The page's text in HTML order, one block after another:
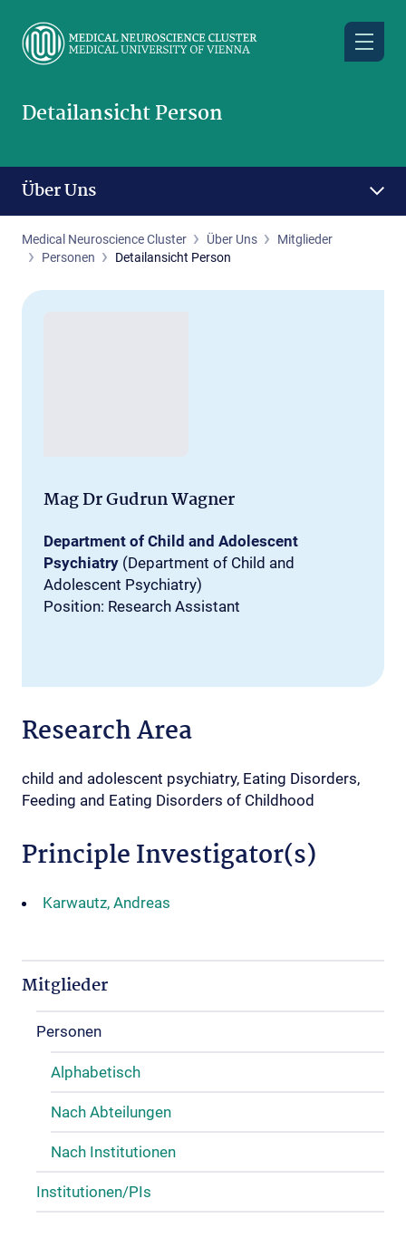
main
Detailansicht Person
Über Uns
Medical Neuroscience Cluster Über Uns
Mitglieder
Personen
Detailansicht Person
Mag Dr Gudrun Wagner
Department of Child and Adolescent
Psychiatry (Department of Child and
Adolescent Psychiatry)
Position: Research Assistant
Research Area
child and adolescent psychiatry, Eating Disorders,
Feeding and Eating Disorders of Childhood
Principle Investigator(s)
Karwautz, Andreas
Mitglieder
Personen
Alphabetisch
Nach Abteilungen
Nach Institutionen
Institutionen/PIs